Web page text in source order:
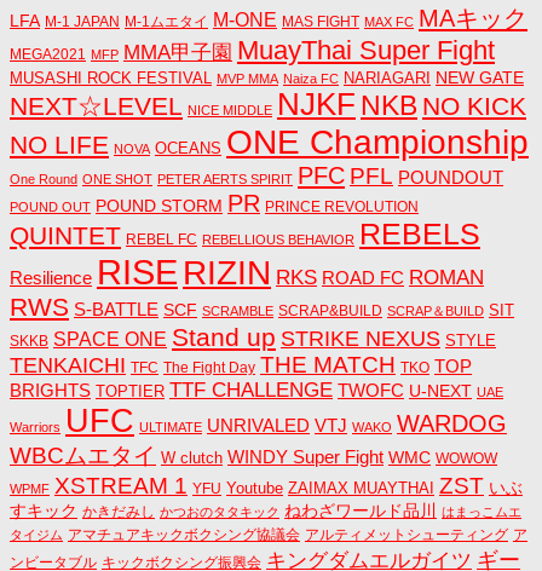
LFA M-1 JAPAN M-1ムエタイ M-ONE MAS FIGHT MAX FC MAキック
MEGA2021 MFP MMA甲子園 MuayThai Super Fight
MUSASHI ROCK FESTIVAL MVP MMA Naiza FC NARIAGARI NEW GATE
NEXT☆LEVEL NICE MIDDLE NJKF NKB NO KICK
NO LIFE NOVA OCEANS ONE Championship
One Round ONE SHOT PETER AERTS SPIRIT PFC PFL POUNDOUT
POUND OUT POUND STORM PR PRINCE REVOLUTION
QUINTET REBEL FC REBELLIOUS BEHAVIOR REBELS
Resilience RISE RIZIN RKS ROAD FC ROMAN
RWS S-BATTLE SCF SCRAMBLE SCRAP&BUILD SCRAP＆BUILD SIT
SKKB SPACE ONE Stand up STRIKE NEXUS STYLE
TENKAICHI TFC The Fight Day THE MATCH TKO TOP
BRIGHTS TOPTIER TTF CHALLENGE TWOFC U-NEXT UAE
Warriors UFC ULTIMATE UNRIVALED VTJ WAKO WARDOG
WBCムエタイ W clutch WINDY Super Fight WMC WOWOW
WPMF XSTREAM 1 YFU Youtube ZAIMAX MUAYTHAI ZST いぶ
すキック かきだみし かつおのタタキック ねわざワールド品川
はまっこムエ
タイジム アマチュアキックボクシング協議会 アルティメットシューティング ア
ンビータブル キックボクシング振興会 キングダムエルガイツ ギー